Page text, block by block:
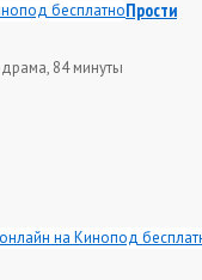
Прости
84 минуты